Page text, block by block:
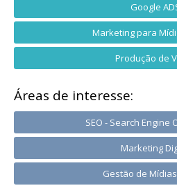
Google
Marketing para
Produção de
Áreas de interesse:
SEO - Search Engine
Marketing
Gestão de